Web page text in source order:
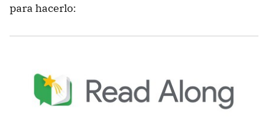
para hacerlo: